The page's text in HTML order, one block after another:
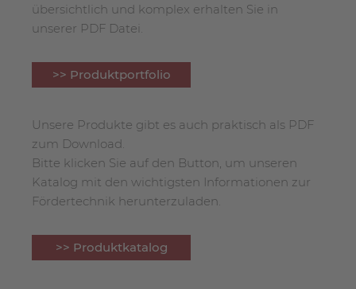
übersichtlich und komplex erhalten Sie in
unserer PDF Datei.
>> Produktportfolio
Unsere Produkte gibt es auch praktisch als PDF
zum Download.
Bitte klicken Sie auf den Button, um unseren
Katalog mit den wichtigsten Informationen zur
Fördertechnik herunterzuladen.
>> Produktkatalog